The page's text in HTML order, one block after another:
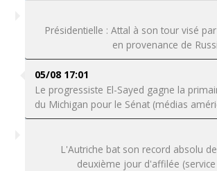
Présidentielle : Attal à son tour visé
en provenance de
05/08 17:01
Le progressiste El-Sayed gagne la
du Michigan pour le Sénat (médias
L'Autriche bat son record absolu
deuxième jour d'affilée